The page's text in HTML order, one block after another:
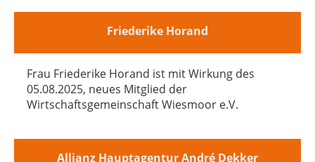
Friederike Horand
Frau Friederike Horand ist mit Wirkung des
05.08.2025, neues Mitglied der
Wirtschaftsgemeinschaft Wiesmoor e.V.
Allianz Hauptagentur André Dekker